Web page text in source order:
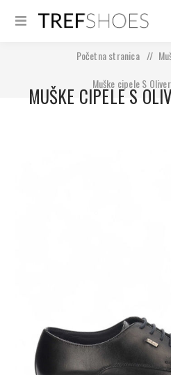
Početna stranica /
Muške cipele S
MUŠKE CIPELE S